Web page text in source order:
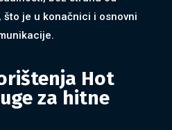
je u konačnici i osnovni
Hot
za hitne